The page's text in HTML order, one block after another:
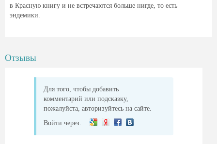
в Красную книгу и не встречаются больше нигде, то есть
эндемики.
Отзывы
Для того, чтобы добавить
комментарий или подсказку,
пожалуйста, авторизуйтесь на сайте.
Войти через: